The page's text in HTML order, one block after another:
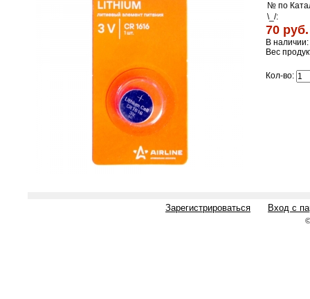
№ по
\_/:
70 руб.
В
Вес
Кол-во:
Зарегистрироваться Вход с